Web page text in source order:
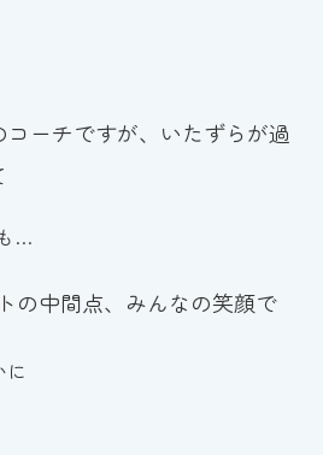
ーチですが、いたずらが過
も…
の中間点、みんなの笑顔で
に